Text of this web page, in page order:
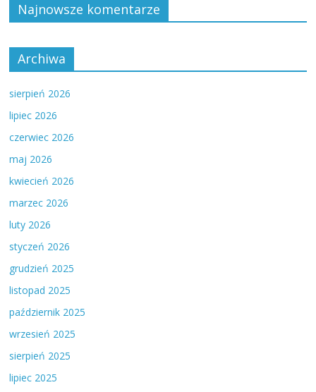
Najnowsze komentarze
Archiwa
sierpień 2026
lipiec 2026
czerwiec 2026
maj 2026
kwiecień 2026
marzec 2026
luty 2026
styczeń 2026
grudzień 2025
listopad 2025
październik 2025
wrzesień 2025
sierpień 2025
lipiec 2025